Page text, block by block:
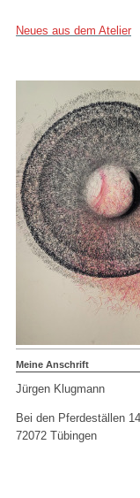
Neues aus dem Atelier
Meine Anschrift
Jürgen Klugmann
Bei den Pferdeställen 14
72072 Tübingen